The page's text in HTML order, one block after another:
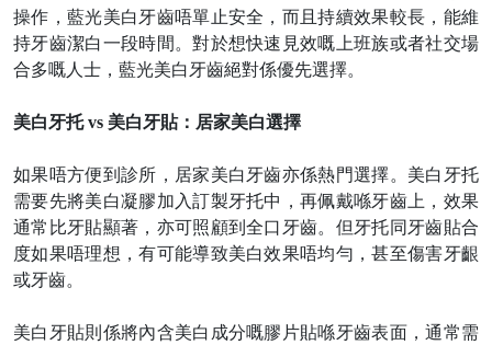
操作，藍光美白牙齒唔單止安全，而且持續效果較長，能維
持牙齒潔白一段時間。對於想快速見效嘅上班族或者社交場
合多嘅人士，藍光美白牙齒絕對係優先選擇。
美白牙托 vs 美白牙貼：居家美白選擇
如果唔方便到診所，居家美白牙齒亦係熱門選擇。美白牙托
需要先將美白凝膠加入訂製牙托中，再佩戴喺牙齒上，效果
通常比牙貼顯著，亦可照顧到全口牙齒。但牙托同牙齒貼合
度如果唔理想，有可能導致美白效果唔均勻，甚至傷害牙齦
或牙齒。
美白牙貼則係將內含美白成分嘅膠片貼喺牙齒表面，通常需